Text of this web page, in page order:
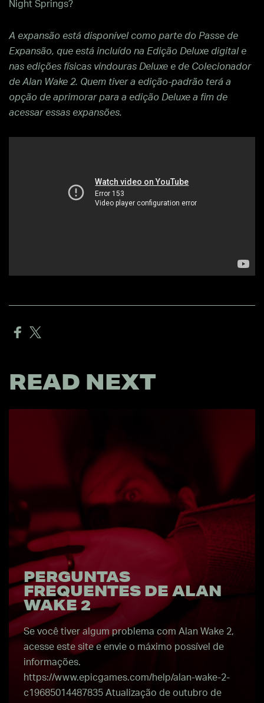
Night Springs?
A expansão está disponível como parte do Passe de
Expansão, que está incluído na Edição Deluxe digital e
nas edições físicas vindouras Deluxe e de Colecionador
de Alan Wake 2. Quem tiver a edição-padrão terá a
opção de aprimorar para a edição Deluxe a fim de
acessar essas expansões.
READ NEXT
PERGUNTAS
FREQUENTES DE ALAN
WAKE 2
Se você tiver algum problema com Alan Wake 2,
acesse este site e envie o máximo possível de
informações.
https://www.epicgames.com/help/alan-wake-2-
c19685014487835 Atualização de outubro de